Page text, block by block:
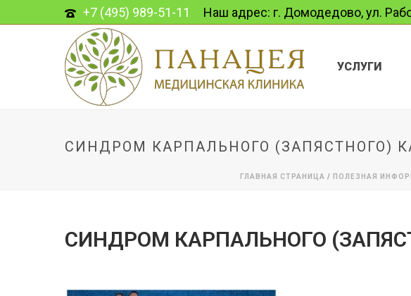
+7 (495) 989-51-11 Наш адрес: г. Домодедово, ул.
УСЛУГИ
СИНДРОМ КАРПАЛЬНОГО (ЗАПЯСТНОГО)
ГЛАВНАЯ СТРАНИЦА / ПОЛЕЗНАЯ
СИНДРОМ КАРПАЛЬНОГО